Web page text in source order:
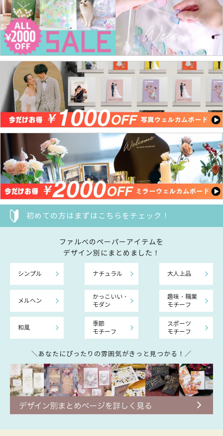
初めての方はまずはこちらをチェック！
ファルべのペーパーアイテムを
デザイン別にまとめました！
シンプル ナチュラル 大人上品
メルヘン
かっこいい・
モダン
趣味・職業
モチーフ
和風
季節
モチーフ
スポーツ
モチーフ
＼あなたにぴったりの雰囲気がきっと見つかる！／